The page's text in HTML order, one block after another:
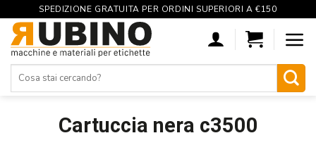
SPEDIZIONE GRATUITA PER ORDINI SUPERIORI A €150
Skip
content
Cartuccia nera c3500